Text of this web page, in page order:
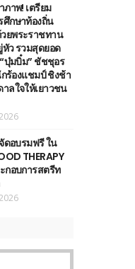
ภาพ! เตรียม
ศึกษาท้องถิ่น
ยพระราชทาน
หัว รวมสุดยอด
บุ๋มบิ๋ม” ชัชชุอร
กร้องแชมป์ ชิงช้า
ลใจให้เยาวชน
ดอบรมฟรี ใน
THERAPY
กอบการสตรีท